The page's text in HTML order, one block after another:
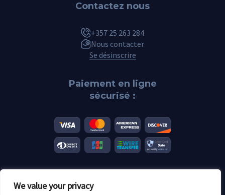
We value your privacy
Contactez nous
+357 25 263 284
Nous contacter
Se désinscrire
Paiement en ligne
sécurisé :
2026 Scannero.blog. Toutes les marques sont la propriété de leurs